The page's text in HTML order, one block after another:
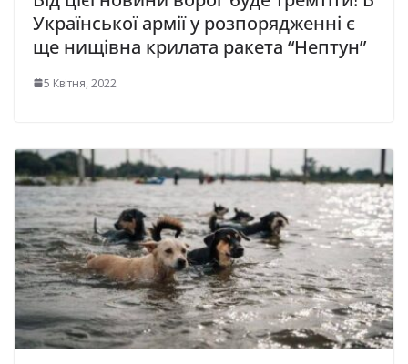
Української армії у розпорядженні є
ще нищівна крилата ракета “Нептун”
5 Квітня, 2022